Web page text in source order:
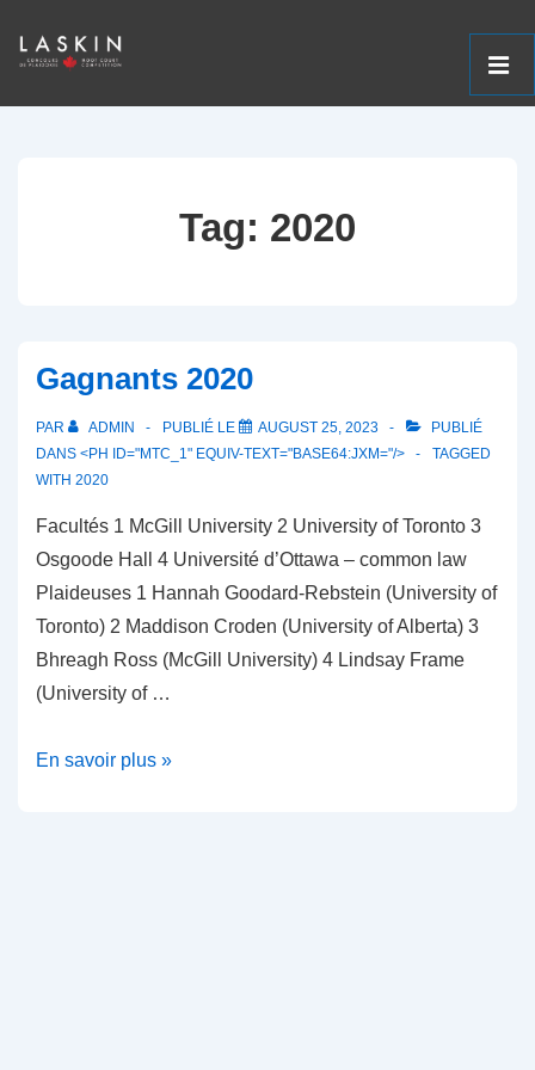
Tag: 2020
Gagnants 2020
PAR ADMIN PUBLIÉ LE AUGUST 25, 2023
PUBLIÉ
DANS <PH ID="MTC_1" EQUIV-TEXT="BASE64:JXM="/>
TAGGED
WITH 2020
Facultés 1 McGill University 2 University of Toronto 3
Osgoode Hall 4 Université d’Ottawa – common law
Plaideuses 1 Hannah Goodard-Rebstein (University of
Toronto) 2 Maddison Croden (University of Alberta) 3
Bhreagh Ross (McGill University) 4 Lindsay Frame
(University of …
Gagnants
En savoir plus »